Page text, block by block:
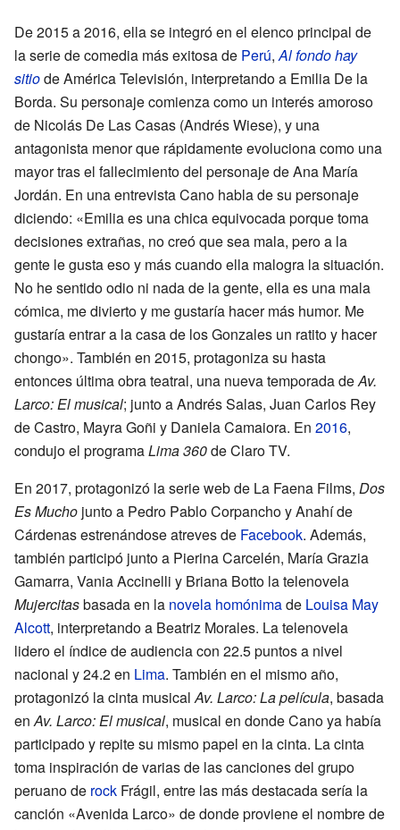
De 2015 a 2016, ella se integró en el elenco principal de
la serie de comedia más exitosa de Perú,Al fondo hay
sitiode América Televisión, interpretando a Emilia De la
Borda. Su personaje comienza como un interés amoroso
de Nicolás De Las Casas (Andrés Wiese), y una
antagonista menor que rápidamente evoluciona como una
mayor tras el fallecimiento del personaje de Ana María
Jordán. En una entrevista Cano habla de su personaje
diciendo: «Emilia es una chica equivocada porque toma
decisiones extrañas, no creó que sea mala, pero a la
gente le gusta eso y más cuando ella malogra la situación.
No he sentido odio ni nada de la gente, ella es una mala
cómica, me divierto y me gustaría hacer más humor. Me
gustaría entrar a la casa de los Gonzales un ratito y hacer
chongo». También en 2015, protagoniza su hasta
entonces última obra teatral, una nueva temporada deAv.
Larco: El musical; junto a Andrés Salas, Juan Carlos Rey
de Castro, Mayra Goñi y Daniela Camaiora. En 2016,
condujo el programaLima 360de Claro TV.
En 2017, protagonizó la serie web de La Faena Films, Dos
Es Mucho junto a Pedro Pablo Corpancho y Anahí de
Cárdenas estrenándose atreves de Facebook. Además,
también participó junto a Pierina Carcelén, María Grazia
Gamarra, Vania Accinelli y Briana Botto la telenovela
Mujercitasbasada en la novela homónimade Louisa May
Alcott, interpretando a Beatriz Morales. La telenovela
lidero el índice de audiencia con 22.5 puntos a nivel
nacional y 24.2 en Lima. También en el mismo año,
protagonizó la cinta musicalAv. Larco: La película, basada
enAv. Larco: El musical, musical en donde Cano ya había
participado y repite su mismo papel en la cinta. La cinta
toma inspiración de varias de las canciones del grupo
peruano de rock Frágil, entre las más destacada sería la
canción «Avenida Larco» de donde proviene el nombre de